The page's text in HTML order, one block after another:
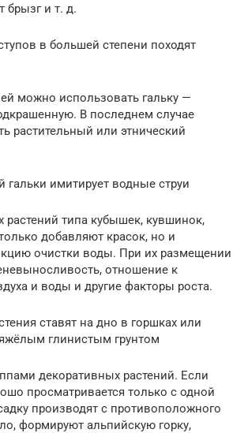
и т. д.
в большей степени походят
можно использовать гальку —
В последнем случае
растительный или этнический
гальки имитирует водные струи
растений типа кубышек, кувшинок,
добавляют красок, но и
очистки воды. При их размещении
отношение к
и воды и другие факторы роста.
ставят на дно в горшках или
глинистым грунтом
декоративных растений. Если
просматривается только с одной
производят с противоположного
формируют альпийскую горку,